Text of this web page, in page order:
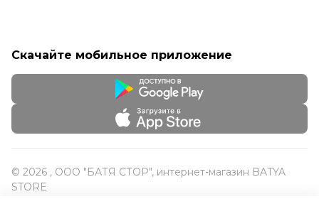
Скачайте мобильное приложение
© 2026 , ООО "БАТЯ СТОР", интернет-магазин BATYA
STORE